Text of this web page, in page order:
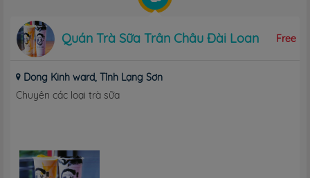
Quán Trà Sữa Trân Châu Đài Loan Free
Dong Kinh ward, Tỉnh Lạng Sơn
Chuyên các loại trà sữa